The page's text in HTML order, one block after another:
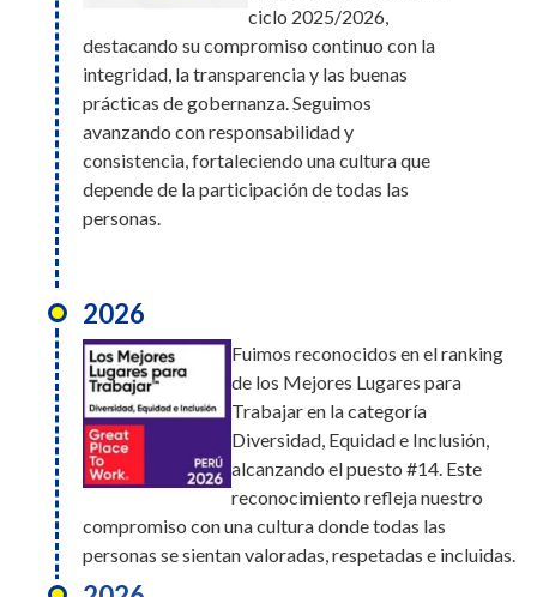
ciclo 2025/2026,
destacando su compromiso continuo con la
integridad, la transparencia y las buenas
prácticas de gobernanza. Seguimos
avanzando con responsabilidad y
consistencia, fortaleciendo una cultura que
depende de la participación de todas las
personas.
2026
Fuimos reconocidos en el ranking
de los Mejores Lugares para
Trabajar en la categoría
Diversidad, Equidad e Inclusión,
alcanzando el puesto #14. Este
reconocimiento refleja nuestro
compromiso con una cultura donde todas las
personas se sientan valoradas, respetadas e incluidas.